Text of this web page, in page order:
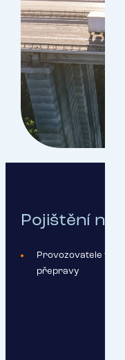
Pojištění na
Provozovatele
přepravy